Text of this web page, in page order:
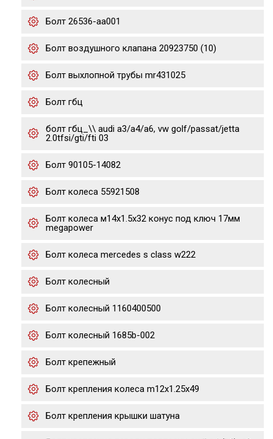
Болт 26536-aa001
Болт воздушного клапана 20923750 (10)
Болт выхлопной трубы mr431025
Болт гбц
болт гбц_\\ audi a3/a4/a6, vw golf/passat/jetta
2.0tfsi/gti/fti 03
Болт 90105-14082
Болт колеса 55921508
Болт колеса м14х1.5х32 конус под ключ 17мм
megapower
Болт колеса mercedes s class w222
Болт колесный
Болт колесный 1160400500
Болт колесный 1685b-002
Болт крепежный
Болт крепления колеса m12x1.25x49
Болт крепления крышки шатуна